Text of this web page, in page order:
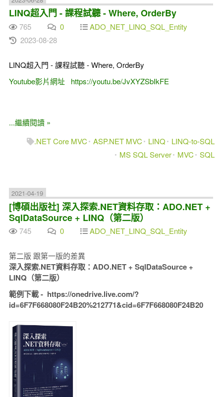
LINQ超入門 - 課程試聽 - Where, OrderBy
765 0
ADO_NET_LINQ_SQL_Entity
2023-08-28
LINQ超入門 - 課程試聽 - Where, OrderBy
Youtube影片網址 https://youtu.be/JvXYZSbIkFE
...繼續閱讀 »
.NET Core MVC
ASP.NET MVC LINQ
LINQ-to-SQL
MS SQL Server
MVC SQL
2021-04-19
[博碩出版社] 深入探索.NET資料存取：ADO.NET +
SqlDataSource + LINQ（第二版）
745 0 ADO_NET_LINQ_SQL_Entity
第二版 跟第一版的差異
深入探索.NET資料存取：ADO.NET + SqlDataSource +
LINQ（第二版）
範例下載 - https://onedrive.live.com/?
id=6F7F668080F24B20%212771&cid=6F7F668080F24B20